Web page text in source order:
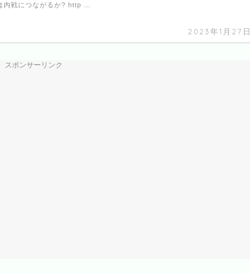
2023年1月27日
内戦につながるか? http …
スポンサーリンク